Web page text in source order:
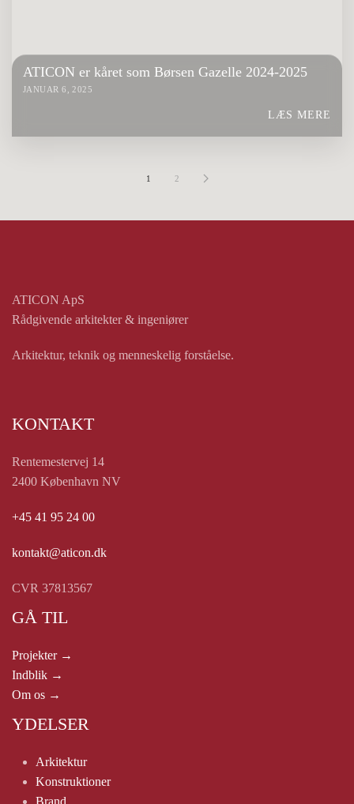
ATICON er kåret som Børsen Gazelle 2024-2025
JANUAR 6, 2025
LÆS MERE
1 2
ATICON ApS
Rådgivende arkitekter & ingeniører
Arkitektur, teknik og menneskelig forståelse.
KONTAKT
Rentemestervej 14
2400 København NV
+45 41 95 24 00
kontakt@aticon.dk
CVR 37813567
GÅ TIL
Projekter →
Indblik →
Om os →
YDELSER
Arkitektur
Konstruktioner